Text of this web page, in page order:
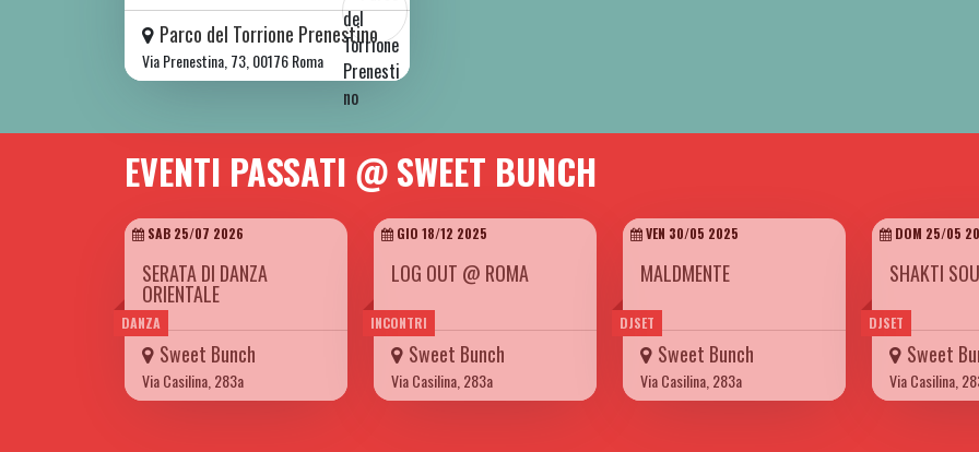
Parco del Torrione Prenestino
Via Prenestina, 73, 00176 Roma
EVENTI PASSATI @ SWEET BUNCH
DANZA
SAB 25/07 2026
SERATA DI DANZA
ORIENTALE
Sweet Bunch
Via Casilina, 283a
INCONTRI
GIO 18/12 2025
LOG OUT @ ROMA
Sweet Bunch
Via Casilina, 283a
DJSET
VEN 30/05 2025
MALDMENTE
Sweet Bunch
Via Casilina, 283a
DJSET
DOM 25/05
SHAKTI
Sweet
Via Casilina,